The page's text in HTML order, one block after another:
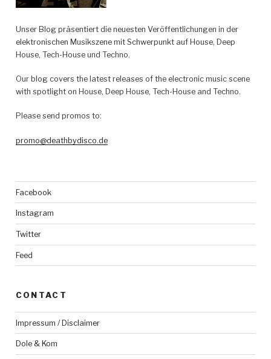
Unser Blog präsentiert die neuesten Veröffentlichungen in der
elektronischen Musikszene mit Schwerpunkt auf House, Deep
House, Tech-House und Techno.
Our blog covers the latest releases of the electronic music scene
with spotlight on House, Deep House, Tech-House and Techno.
Please send promos to:
promo@deathbydisco.de
Facebook
Instagram
Twitter
Feed
CONTACT
Impressum / Disclaimer
Dole & Kom